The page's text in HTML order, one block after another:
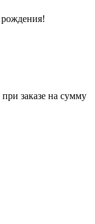
заказе на сумму